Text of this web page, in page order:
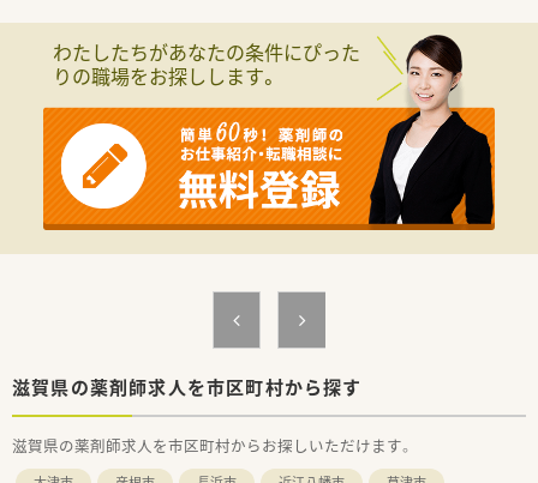
わたしたちがあなたの条件にぴった
りの職場をお探しします。
滋賀県の薬剤師求人を市区町村から探す
滋賀県の薬剤師求人を市区町村からお探しいただけます。